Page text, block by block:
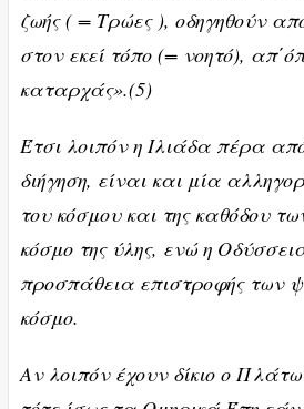
ζωής ( = Τρώες ), οδηγηθούν
στον εκεί τόπο (= νοητό),
καταρχάς».(5)
Έτσι λοιπόν η Ιλιάδα πέρα
διήγηση, είναι και μία
του κόσμου και της καθόδου
κόσμο της ύλης, ενώ η
προσπάθεια επιστροφής των
κόσμο.
Αν λοιπόν έχουν δίκιο ο